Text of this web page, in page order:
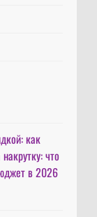
как
что
в 2026